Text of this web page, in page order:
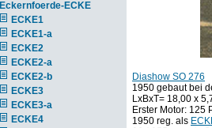
Eckernfoerde-ECKE
ECKE1
ECKE1-a
ECKE2
ECKE2-a
ECKE2-b
ECKE3
ECKE3-a
ECKE4
Diashow SO 276
1950 gebaut bei
LxBxT= 18,00 x
Erster Motor: 125
1950 reg. als